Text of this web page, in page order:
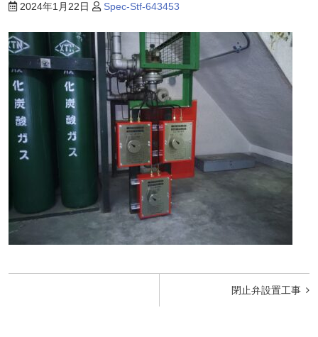
2024年1月22日 Spec-Stf-643453
閉止弁設置工事